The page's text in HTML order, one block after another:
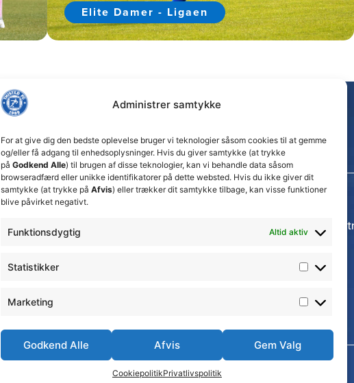
Administrer samtykke
For at give dig den bedste oplevelse bruger vi teknologier såsom cookies til at gemme
og/eller få adgang til enhedsoplysninger. Hvis du giver samtykke (at trykke
på Godkend Alle) til brugen af disse teknologier, kan vi behandle data såsom
browseradfærd eller unikke identifikatorer på dette websted. Hvis du ikke giver dit
samtykke (at trykke på Afvis) eller trækker dit samtykke tilbage, kan visse funktioner
blive påvirket negativt.
Funktionsdygtig Altid aktiv
Statistikker
Marketing
Godkend Alle Afvis Gem Valg
CookiepolitikPrivatlivspolitik
Elite Damer - Ligaen
Thisted FC tager ansvarlige økonomiske
for at sikre klubbens fremtid
𝗡𝘆𝗼𝗽𝗿𝘆𝗸𝗸𝗲𝘁 𝟮. 𝗗𝗶𝘃 𝘀𝗽𝗶𝗹𝗹𝗲𝗿
– Webbureau i Nordjylland